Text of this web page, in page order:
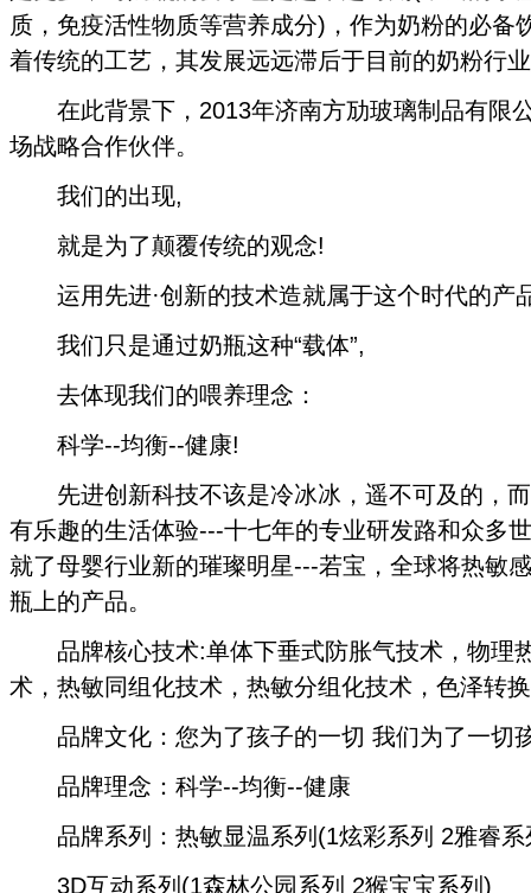
质，免疫活性物质等营养成分)，作为奶粉的必备
着传统的工艺，其发展远远滞后于目前的奶粉行
在此背景下，2013年济南方劢玻璃制品有限
场战略合作伙伴。
我们的出现,
就是为了颠覆传统的观念!
运用先进·创新的技术造就属于这个时代的产
我们只是通过奶瓶这种“载体”,
去体现我们的喂养理念：
科学--均衡--健康!
先进创新科技不该是冷冰冰，遥不可及的，而
有乐趣的生活体验---十七年的专业研发路和众多
就了母婴行业新的璀璨明星---若宝，全球将热敏
瓶上的产品。
品牌核心技术:单体下垂式防胀气技术，物理
术，热敏同组化技术，热敏分组化技术，色泽转
品牌文化：您为了孩子的一切 我们为了一切
品牌理念：科学--均衡--健康
品牌系列：热敏显温系列(1炫彩系列 2雅睿系
3D互动系列(1森林公园系列 2猴宝宝系列)